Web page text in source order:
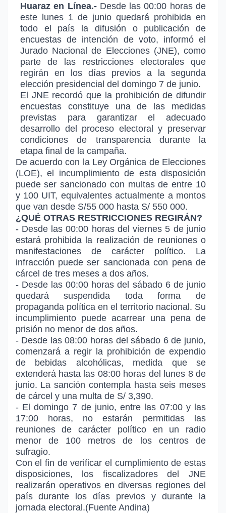
Huaraz en Línea.- Desde las 00:00 horas de
este lunes 1 de junio quedará prohibida en
todo el país la difusión o publicación de
encuestas de intención de voto, informó el
Jurado Nacional de Elecciones (JNE), como
parte de las restricciones electorales que
regirán en los días previos a la segunda
elección presidencial del domingo 7 de junio.
El JNE recordó que la prohibición de difundir
encuestas constituye una de las medidas
previstas para garantizar el adecuado
desarrollo del proceso electoral y preservar
condiciones de transparencia durante la
etapa final de la campaña.
De acuerdo con la Ley Orgánica de Elecciones
(LOE), el incumplimiento de esta disposición
puede ser sancionado con multas de entre 10
y 100 UIT, equivalentes actualmente a montos
que van desde S/55 000 hasta S/ 550 000.
¿QUÉ OTRAS RESTRICCIONES REGIRÁN?
- Desde las 00:00 horas del viernes 5 de junio
estará prohibida la realización de reuniones o
manifestaciones de carácter político. La
infracción puede ser sancionada con pena de
cárcel de tres meses a dos años.
- Desde las 00:00 horas del sábado 6 de junio
quedará suspendida toda forma de
propaganda política en el territorio nacional. Su
incumplimiento puede acarrear una pena de
prisión no menor de dos años.
- Desde las 08:00 horas del sábado 6 de junio,
comenzará a regir la prohibición de expendio
de bebidas alcohólicas, medida que se
extenderá hasta las 08:00 horas del lunes 8 de
junio. La sanción contempla hasta seis meses
de cárcel y una multa de S/ 3,390.
- El domingo 7 de junio, entre las 07:00 y las
17:00 horas, no estarán permitidas las
reuniones de carácter político en un radio
menor de 100 metros de los centros de
sufragio.
Con el fin de verificar el cumplimiento de estas
disposiciones, los fiscalizadores del JNE
realizarán operativos en diversas regiones del
país durante los días previos y durante la
jornada electoral.(Fuente Andina)